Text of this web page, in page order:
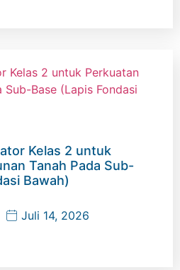
Kelas 2 untuk
Tanah Pada Sub-
Bawah)
Juli 14, 2026